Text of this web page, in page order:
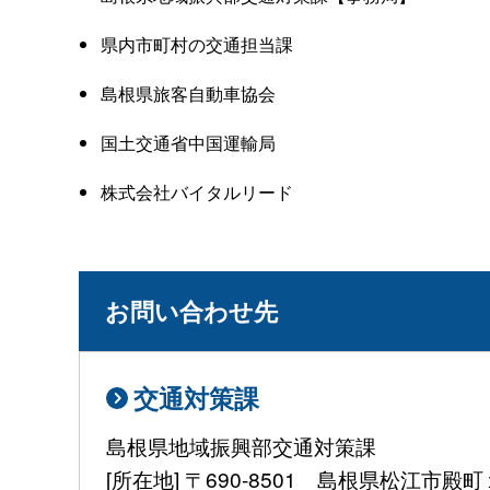
県内市町村の交通担当課
島根県旅客自動車協会
国土交通省中国運輸局
株式会社バイタルリード
お問い合わせ先
交通対策課
島根県地域振興部交通対策課
[所在地] 〒690-8501 島根県松江市殿町